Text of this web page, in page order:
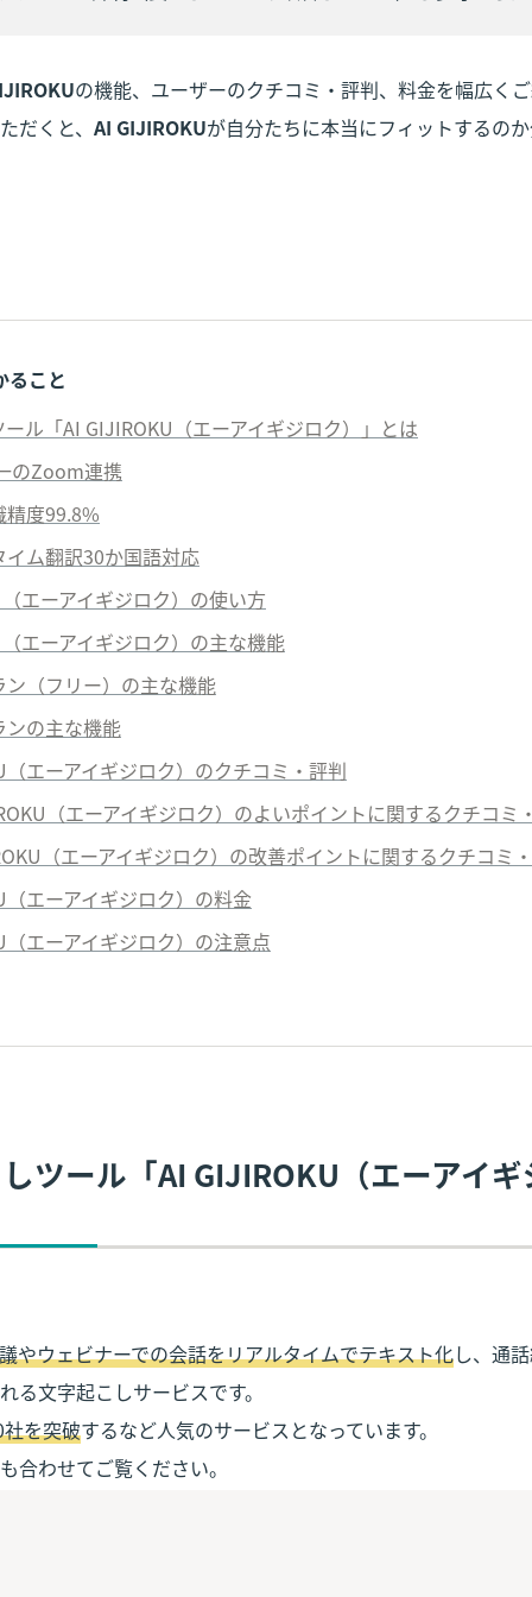
の機能、ユーザーのクチコミ・評判、料金を幅広くご
だくと、 AI GIJIROKUが自分たちに本当にフィットするの
ること
ル「AI GIJIROKU（エーアイギジロク）」とは
のZoom連携
精度99.8%
イム翻訳30か国語対応
エーアイギジロク）の使い方
エーアイギジロク）の主な機能
ン（フリー）の主な機能
ンの主な機能
（エーアイギジロク）のクチコミ・評判
（エーアイギジロク） のよいポイントに関するクチコミ
（エーアイギジロク） の改善ポイントに関するクチコミ
（エーアイギジロク）の料金
（エーアイギジロク）の注意点
ツール「AI GIJIROKU（エーアイギ
やウェビナーでの会話をリアルタイムでテキスト化し、通
を突破するなど人気のサービスとなっています。
合わせてご覧ください。